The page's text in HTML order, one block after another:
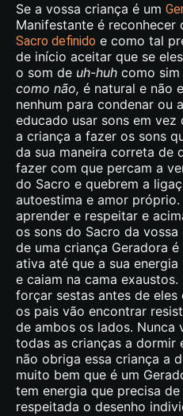
Se a vossa criança é um
Manifestante é reconhecer
Sacro definido e como tal
de início aceitar que se
o som de uh-huh como sim
como não, é natural e não
nenhum para condenar ou
educado usar sons em vez
a criança a fazer os sons
da sua maneira correta de
fazer com que percam a
do Sacro e quebrem a
autoestima e amor próprio.
aprender e respeitar e
os sons do Sacro da vossa
de uma criança Geradora
ativa até que a sua
e caiam na cama
forçar sestas antes de eles
os pais vão encontrar
de ambos os lados. Nunca
todas as crianças a dormir
não obriga essa criança a
muito bem que é um
tem energia que precisa de
respeitada o desenho